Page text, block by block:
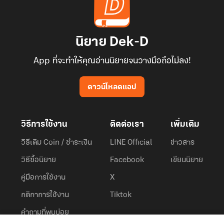
นิยาย Dek-D
App ที่จะทำให้คุณอ่านนิยายจนวางมือถือไม่ลง!
ดาวน์โหลดแอป
วิธีการใช้งาน
วิธีเติม Coin / ชำระเงิน
วิธีซื้อนิยาย
คู่มือการใช้งาน
กติกาการใช้งาน
คำถามที่พบบ่อย
ติดต่อเรา
LINE Official
Facebook
X
Tiktok
เพิ่มเติม
ข่าวสาร
เขียนนิยาย